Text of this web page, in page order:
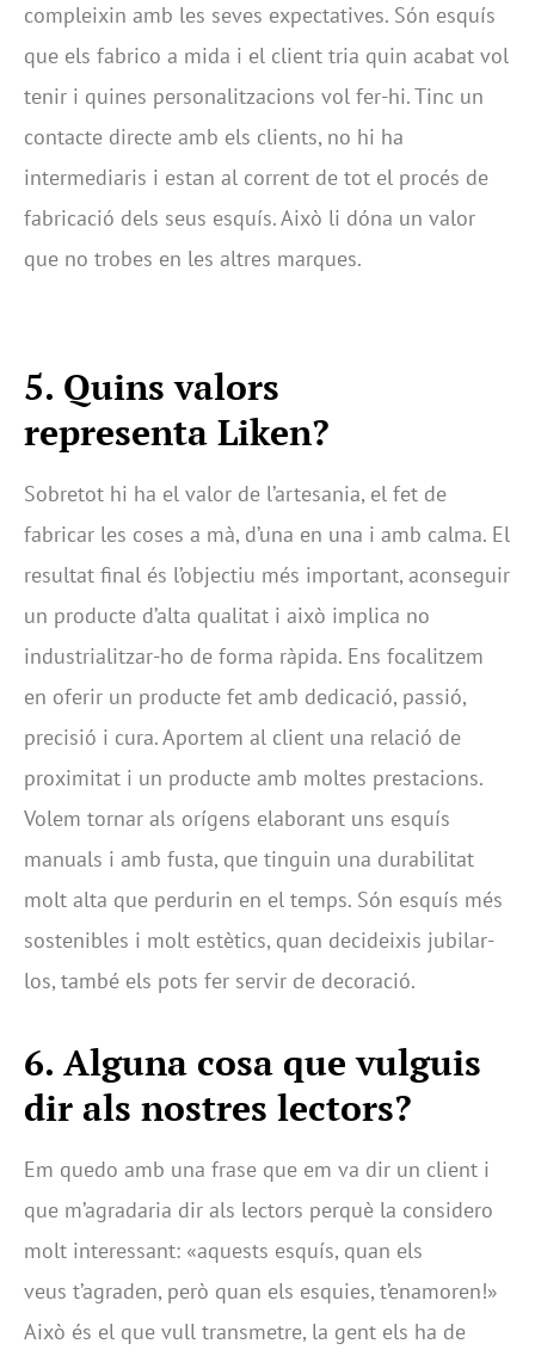
compleixin amb les seves expectatives. Són esquís
que els fabrico a mida i el client tria quin acabat vol
tenir i quines personalitzacions vol fer-hi. Tinc un
contacte directe amb els clients, no hi ha
intermediaris i estan al corrent de tot el procés de
fabricació dels seus esquís. Això li dóna un valor
que no trobes en les altres marques.
5. Quins valors
representa Liken?
Sobretot hi ha el valor de l’artesania, el fet de
fabricar les coses a mà, d’una en una i amb calma. El
resultat final és l’objectiu més important, aconseguir
un producte d’alta qualitat i això implica no
industrialitzar-ho de forma ràpida. Ens focalitzem
en oferir un producte fet amb dedicació, passió,
precisió i cura. Aportem al client una relació de
proximitat i un producte amb moltes prestacions.
Volem tornar als orígens elaborant uns esquís
manuals i amb fusta, que tinguin una durabilitat
molt alta que perdurin en el temps. Són esquís més
sostenibles i molt estètics, quan decideixis jubilar-
los, també els pots fer servir de decoració.
6. Alguna cosa que vulguis
dir als nostres lectors?
Em quedo amb una frase que em va dir un client i
que m’agradaria dir als lectors perquè la considero
molt interessant: «aquests esquís, quan els
veus t’agraden, però quan els esquies, t’enamoren!»
Això és el que vull transmetre, la gent els ha de